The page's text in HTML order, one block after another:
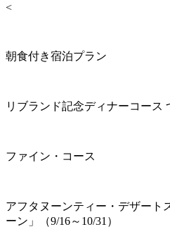
<
朝食付き宿泊プラン
リブランド記念ディナーコース
ファイン・コース
アフタヌーンティー・デザート
ーン」（9/16～10/31）